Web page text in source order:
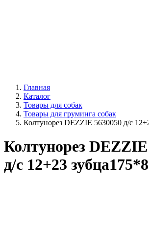
Главная
Каталог
Товары для собак
Товары для груминга собак
Колтунорез DEZZIE 5630050 д/с
Колтунорез DEZZIE
д/с 12+23